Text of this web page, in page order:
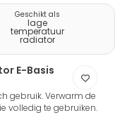
Geschikt als
lage
temperatuur
radiator
E-Basis
gebruik. Verwarm de
volledig te gebruiken.